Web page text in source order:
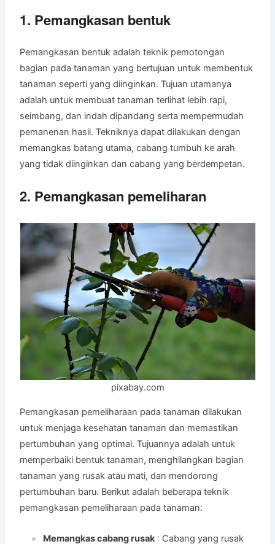
1. Pemangkasan bentuk
Pemangkasan bentuk adalah teknik pemotongan
bagian pada tanaman yang bertujuan untuk membentuk
tanaman seperti yang diinginkan. Tujuan utamanya
adalah untuk membuat tanaman terlihat lebih rapi,
seimbang, dan indah dipandang serta mempermudah
pemanenan hasil. Tekniknya dapat dilakukan dengan
memangkas batang utama, cabang tumbuh ke arah
yang tidak diinginkan dan cabang yang berdempetan.
2. Pemangkasan pemeliharan
pixabay.com
Pemangkasan pemeliharaan pada tanaman dilakukan
untuk menjaga kesehatan tanaman dan memastikan
pertumbuhan yang optimal. Tujuannya adalah untuk
memperbaiki bentuk tanaman, menghilangkan bagian
tanaman yang rusak atau mati, dan mendorong
pertumbuhan baru. Berikut adalah beberapa teknik
pemangkasan pemeliharaan pada tanaman:
Memangkas cabang rusak: Cabang yang rusak